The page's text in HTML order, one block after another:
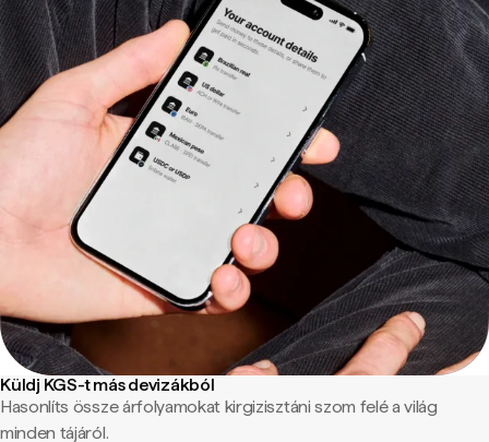
Küldj KGS-t más devizákból
Hasonlíts össze árfolyamokat kirgizisztáni szom felé a világ
minden tájáról.